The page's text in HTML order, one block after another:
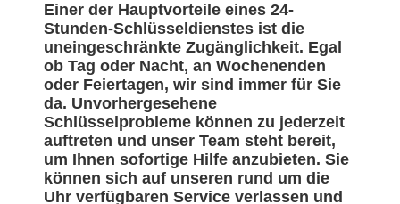
Einer der Hauptvorteile eines 24-
Stunden-Schlüsseldienstes ist die
uneingeschränkte Zugänglichkeit. Egal
ob Tag oder Nacht, an Wochenenden
oder Feiertagen, wir sind immer für Sie
da. Unvorhergesehene
Schlüsselprobleme können zu jederzeit
auftreten und unser Team steht bereit,
um Ihnen sofortige Hilfe anzubieten. Sie
können sich auf unseren rund um die
Uhr verfügbaren Service verlassen und